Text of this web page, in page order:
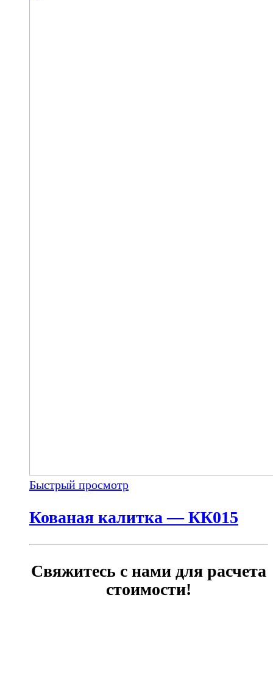
Быстрый просмотр
Кованая калитка — КК015
Свяжитесь с нами для расчета
стоимости!